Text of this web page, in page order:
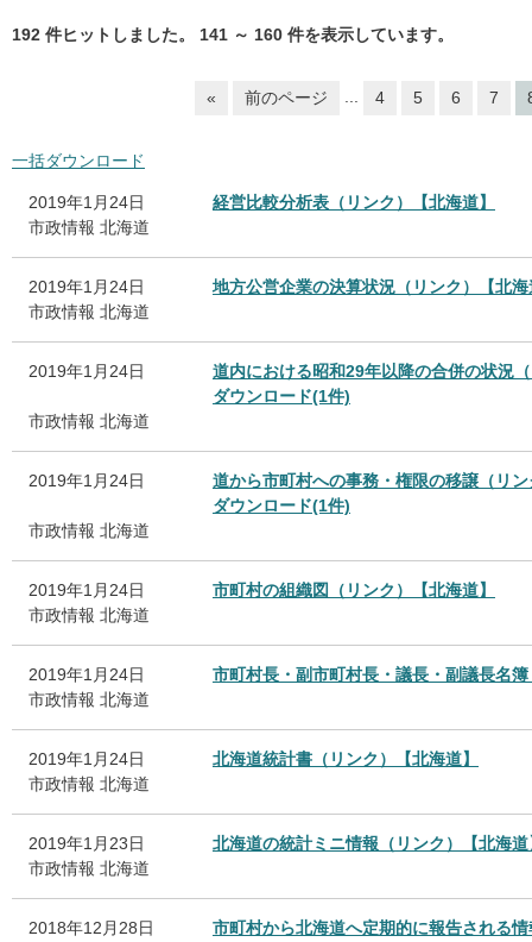
192 件ヒットしました。 141 ～ 160 件を表示しています。
« 前のページ ... 4 5 6 7
一括ダウンロード
2019年1月24日
経営比較分析表（リンク）【北海道】
市政情報 北海道
2019年1月24日
地方公営企業の決算状況（リンク）【北海
市政情報 北海道
2019年1月24日
道内における昭和29年以降の合併の状況
ダウンロード(1件)
市政情報 北海道
2019年1月24日
道から市町村への事務・権限の移譲（リ
ダウンロード(1件)
市政情報 北海道
2019年1月24日
市町村の組織図（リンク）【北海道】
市政情報 北海道
2019年1月24日
市町村長・副市町村長・議長・副議長名
市政情報 北海道
2019年1月24日
北海道統計書（リンク）【北海道】
市政情報 北海道
2019年1月23日
北海道の統計ミニ情報（リンク）【北海道
市政情報 北海道
2018年12月28日
市町村から北海道へ定期的に報告される